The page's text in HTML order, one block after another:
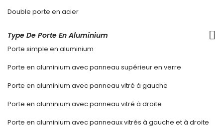
Double porte en acier
Type De Porte En Aluminium
Porte simple en aluminium
Porte en aluminium avec panneau supérieur en verre
Porte en aluminium avec panneau vitré à gauche
Porte en aluminium avec panneau vitré à droite
Porte en aluminium avec panneaux vitrés à gauche et à droite